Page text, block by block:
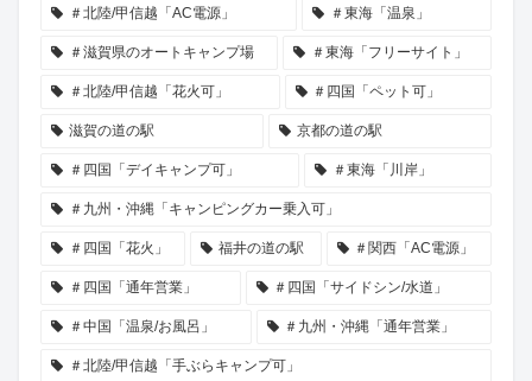
＃北陸/甲信越「AC電源」 ＃東海「温泉」
＃滋賀県のオートキャンプ場 ＃東海「フリーサイト」
＃北陸/甲信越「花火可」 ＃四国「ペット可」
滋賀の道の駅 京都の道の駅
＃四国「デイキャンプ可」 ＃東海「川岸」
＃九州・沖縄「キャンピングカー乗入可」
＃四国「花火」 福井の道の駅 ＃関西「AC電源」
＃四国「通年営業」 ＃四国「サイドシン/水道」
＃中国「温泉/お風呂」 ＃九州・沖縄「通年営業」
＃北陸/甲信越「手ぶらキャンプ可」